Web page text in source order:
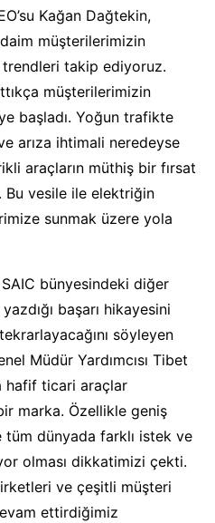
Kağan Dağtekin,
müşterilerimizin
trendleri takip ediyoruz.
müşterilerimizin
başladı. Yoğun trafikte
arıza ihtimali neredeyse
araçların müthiş bir fırsat
Bu vesile ile elektriğin
sunmak üzere yola
bünyesindeki diğer
başarı hikayesini
söyleyen
Müdür Yardımcısı Tibet
hafif ticari araçlar
marka. Özellikle geniş
dünyada farklı istek ve
olması dikkatimizi çekti.
ve çeşitli müşteri
ettirdiğimiz